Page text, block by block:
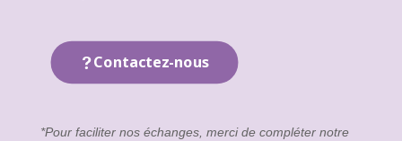
Contactez-nous
*Pour faciliter nos échanges, merci de compléter notre